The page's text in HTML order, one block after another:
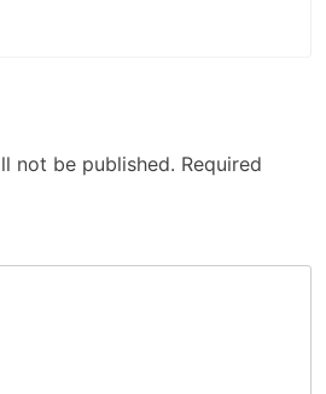
not be published. Required